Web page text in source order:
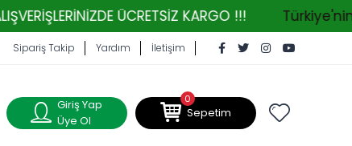
ÜCRETSİZ KARGO !!! Türkiye'nin Tarım
Sipariş Takip Yardım İletişim
Giriş Yap
Üye Ol
0
Sepetim